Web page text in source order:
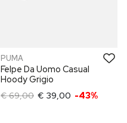
PUMA
Felpe Da Uomo Casual
Hoody Grigio
€ 69,00 € 39,00 -43%